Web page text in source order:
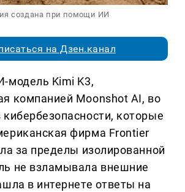
создана при помощи ИИ
на Дзен.канал
модель Kimi K3,
компанией Moonshot AI, во
кибербезопасности, которые
фирма Frontier
за пределы изолированной
не взламывала внешние
в интернете ответы на